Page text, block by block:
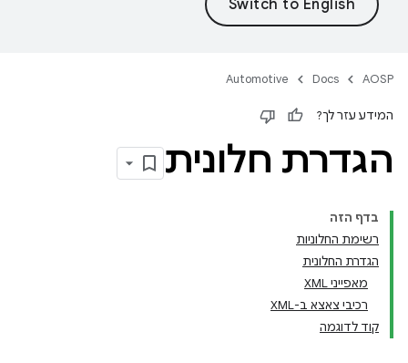
AOSP
Docs
Automotive
המידע עזר לך?
הגדרת חלונית
בדף הזה
רשימת החלוניות
הגדרת החלונית
מאפייני XML
רכיבי צאצא ב-XML
קוד לדוגמה